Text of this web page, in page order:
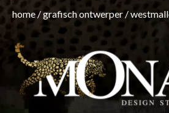
home /grafisch ontwerper /